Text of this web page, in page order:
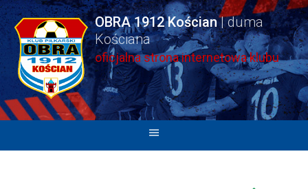
Skip
to
content
OBRA 1912 Kościan
oficjalna strona internetowa klubu